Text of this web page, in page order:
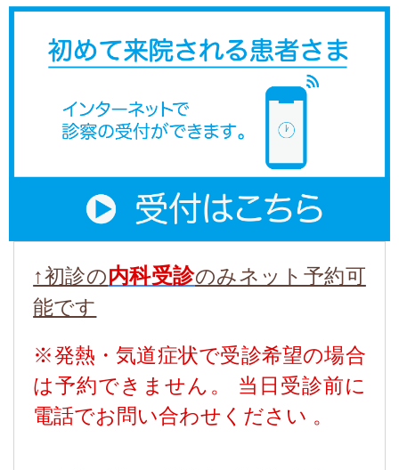
↑初診の内科受診のみネット予約可
能です
※発熱・気道症状で受診希望の場合
は予約できません。 当日受診前に
電話でお問い合わせください 。